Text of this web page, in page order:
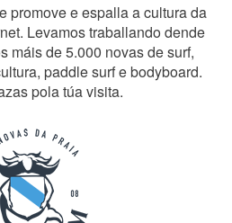
promove e espalla a cultura da
Levamos traballando dende
máis de 5.000 novas de surf,
paddle surf e bodyboard.
pola túa visita.